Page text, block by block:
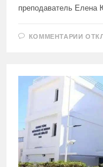
преподаватель
КОММЕНТАРИИ К
НЕ